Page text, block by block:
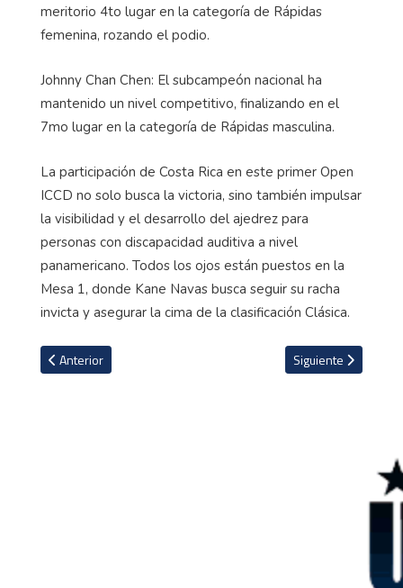
meritorio 4to lugar en la categoría de Rápidas
femenina, rozando el podio.
Johnny Chan Chen: El subcampeón nacional ha
mantenido un nivel competitivo, finalizando en el
7mo lugar en la categoría de Rápidas masculina.
La participación de Costa Rica en este primer Open
ICCD no solo busca la victoria, sino también impulsar
la visibilidad y el desarrollo del ajedrez para
personas con discapacidad auditiva a nivel
panamericano. Todos los ojos están puestos en la
Mesa 1, donde Kane Navas busca seguir su racha
invicta y asegurar la cima de la clasificación Clásica.
Artículo anterior: Costa Rica impone legado y juventud en el
Anterior Artículo siguiente:
Siguiente